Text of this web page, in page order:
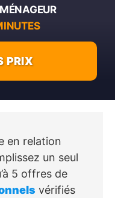
en relation
un seul
5 offres de
vérifiés
PRIX